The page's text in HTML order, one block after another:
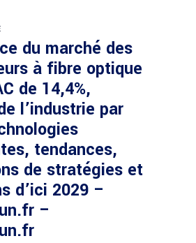
du marché des
à fibre optique
de 14,4%,
l’industrie par
tendances,
de stratégies et
d’ici 2029 –
–